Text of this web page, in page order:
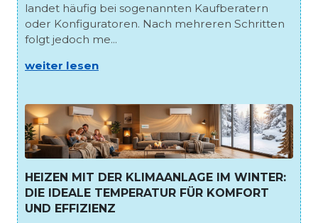
landet häufig bei sogenannten Kaufberatern
oder Konfiguratoren. Nach mehreren Schritten
folgt jedoch me...
weiter lesen
HEIZEN MIT DER KLIMAANLAGE IM WINTER:
DIE IDEALE TEMPERATUR FÜR KOMFORT
UND EFFIZIENZ